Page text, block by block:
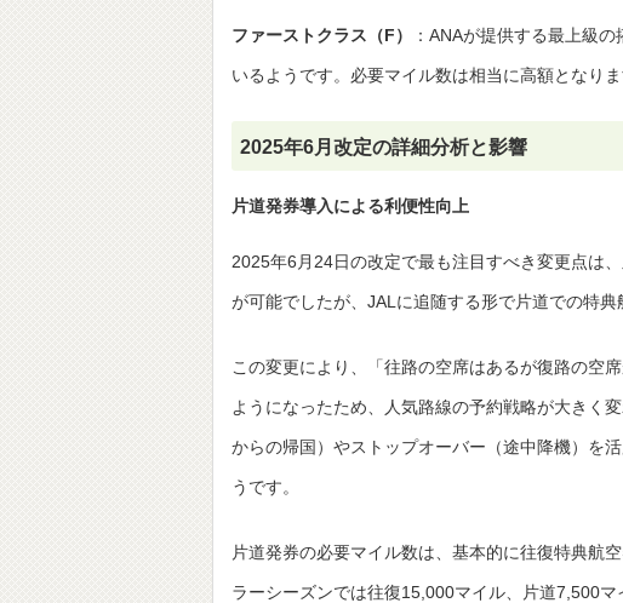
ファーストクラス（F） ：ANAが提供する最上級
いるようです。必要マイル数は相当に高額となり
2025年6月改定の詳細分析と影響
片道発券導入による利便性向上
2025年6月24日の改定で最も注目すべき変更点は、
が可能でしたが、JALに追随する形で片道での特典
この変更により、「往路の空席はあるが復路の空
ようになったため、人気路線の予約戦略が大きく
からの帰国）やストップオーバー（途中降機）を
うです。
片道発券の必要マイル数は、基本的に往復特典航
ラーシーズンでは往復15,000マイル、片道7,500マ